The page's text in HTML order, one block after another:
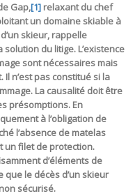
Gap,[1] relaxant du chef
un domaine skiable à
skieur, rappelle
du litige. L’existence
sont nécessaires mais
n’est pas constitué si la
La causalité doit être
présomptions. En
à l’obligation de
l’absence de matelas
un filet de protection.
d’éléments de
le décès d’un skieur
sécurisé.